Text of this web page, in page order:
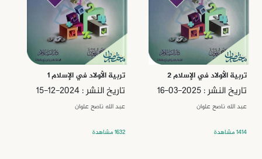
تربية الأولاد في الإسلام 2
تاريخ النشر : 2025-03-16
عبد الله ناصح علوان
1414 مشاهدة
تربية الأولاد في الإسلام 1
تاريخ النشر : 2024-12-15
عبد الله ناصح علوان
1632 مشاهدة